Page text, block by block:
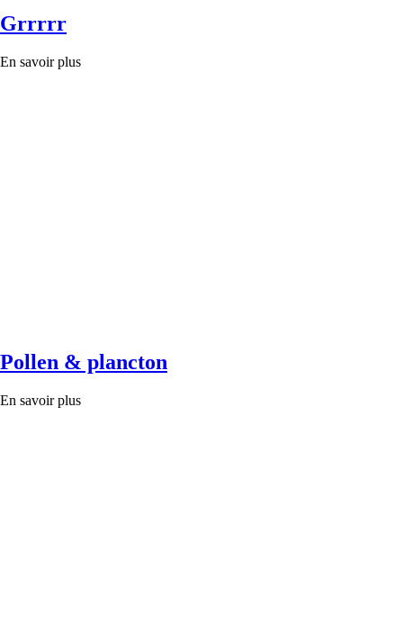
Grrrrr
En savoir plus
Pollen & plancton
En savoir plus